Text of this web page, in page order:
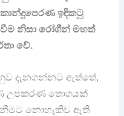
ඉඳිකටු
නිසා රෝගීන් මහත්
වේ.
දැනගන්නට ඇත්තේ,
උපකරණ තොගයක්
නොහැකිව ඇති